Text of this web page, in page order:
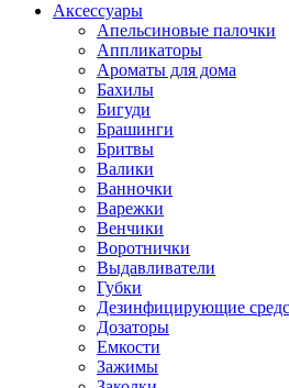
Аксессуары
Апельсиновые палочки
Аппликаторы
Ароматы для дома
Бахилы
Бигуди
Брашинги
Бритвы
Валики
Ванночки
Варежки
Венчики
Воротнички
Выдавливатели
Губки
Дезинфицирующие
Дозаторы
Емкости
Зажимы